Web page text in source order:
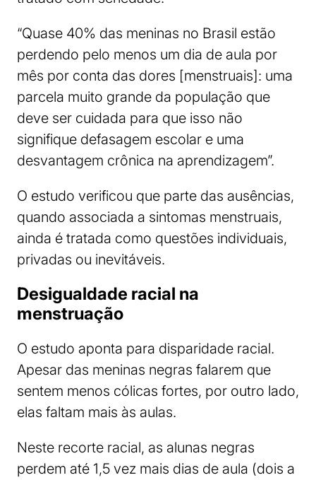
“Quase 40% das meninas no Brasil estão
perdendo pelo menos um dia de aula por
mês por conta das dores [menstruais]: uma
parcela muito grande da população que
deve ser cuidada para que isso não
signifique defasagem escolar e uma
desvantagem crônica na aprendizagem”.
O estudo verificou que parte das ausências,
quando associada a sintomas menstruais,
ainda é tratada como questões individuais,
privadas ou inevitáveis.
Desigualdade racial na
menstruação
O estudo aponta para disparidade racial.
Apesar das meninas negras falarem que
sentem menos cólicas fortes, por outro lado,
elas faltam mais às aulas.
Neste recorte racial, as alunas negras
perdem até 1,5 vez mais dias de aula (dois a